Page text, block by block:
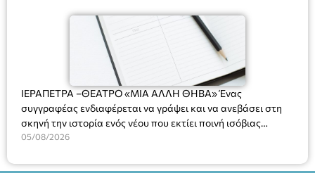
και λήψη αποφάσεων στα παρακάτω θέματα:
ΙΕΡΑΠΕΤΡΑ –ΘΕΑΤΡΟ «ΜΙΑ ΑΛΛΗ ΘΗΒΑ» Ένας
συγγραφέας ενδιαφέρεται να γράψει και να ανεβάσει στη
σκηνή την ιστορία ενός νέου που εκτίει ποινή ισόβιας
κάθειρξης για πατροκτονία. Ένα πολυβραβευμένο έργο για
ασθένεια, τον ερωτισμό. Ένα έργο αινιγματικό, συγκινητικό,
05/08/2026